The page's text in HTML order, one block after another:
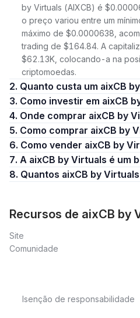
by Virtuals (AIXCB) é
o preço variou entre um
máximo de $0.0000638,
trading de $164.84. A
$62.13K, colocando-a na
criptomoedas.
2. Quanto custa um aixCB
3. Como investir em aixCB
4. Onde comprar aixCB by
5. Como comprar aixCB by
6. Como vender aixCB by
7. A aixCB by Virtuals é
8. Quantos aixCB by
Recursos de aixCB by
Site
Comunidade
Isenção de responsabilidade